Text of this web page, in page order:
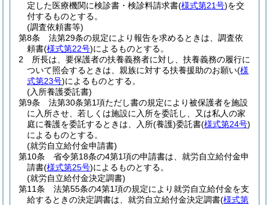
定した医療機関に検診書・検診料請求書(様式第21号)を交
付するものとする。
(調査依頼書等)
第8条
法第29条の規定により報告を求めるときは、調査依
頼書(様式第22号)によるものとする。
2
所長は、要保護者の扶養義務者に対し、扶養義務の履行に
ついて照会するときは、親族に対する扶養援助のお願い(様
式第23号)によるものとする。
(入所養護委託書)
第9条
法第30条第1項ただし書の規定により被保護者を施設
に入所させ、若しくは施設に入所を委託し、又は私人の家
庭に養護を委託するときは、入所(養護)委託書(様式第24号)
によるものとする。
(就労自立給付金申請書)
第10条
省令第18条の4第1項の申請書は、就労自立給付金申
請書(様式第25号)によるものとする。
(就労自立給付金決定調書)
第11条
法第55条の4第1項の規定により就労自立給付金を支
給するときの決定調書は、就労自立給付金決定調書(様式第